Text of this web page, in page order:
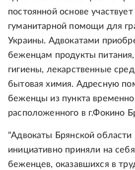
постоянной основе
гуманитарной помощи для
Украины. Адвокатами
беженцам продукты
гигиены, лекарственные
бытовая химия. Адресную
беженцы из пункта
расположенного в г.Фокино
"Адвокаты Брянской области
инициативно приняли на
беженцев, оказавшихся в